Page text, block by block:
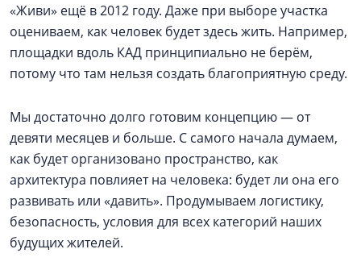
«Живи» ещё в 2012 году. Даже при выборе участка
оцениваем, как человек будет здесь жить. Например,
площадки вдоль КАД принципиально не берём,
потому что там нельзя создать благоприятную среду.
Мы достаточно долго готовим концепцию — от
девяти месяцев и больше. С самого начала думаем,
как будет организовано пространство, как
архитектура повлияет на человека: будет ли она его
развивать или «давить». Продумываем логистику,
безопасность, условия для всех категорий наших
будущих жителей.